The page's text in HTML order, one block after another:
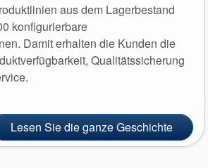
aus dem Lagerbestand
konfigurierbare
Damit erhalten die Kunden die
Qualitätssicherung
Lesen Sie die ganze Geschichte